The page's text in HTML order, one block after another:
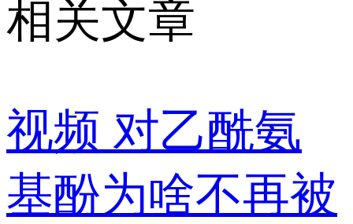
相关文章
视频 对乙酰氨
基酚为啥不再被